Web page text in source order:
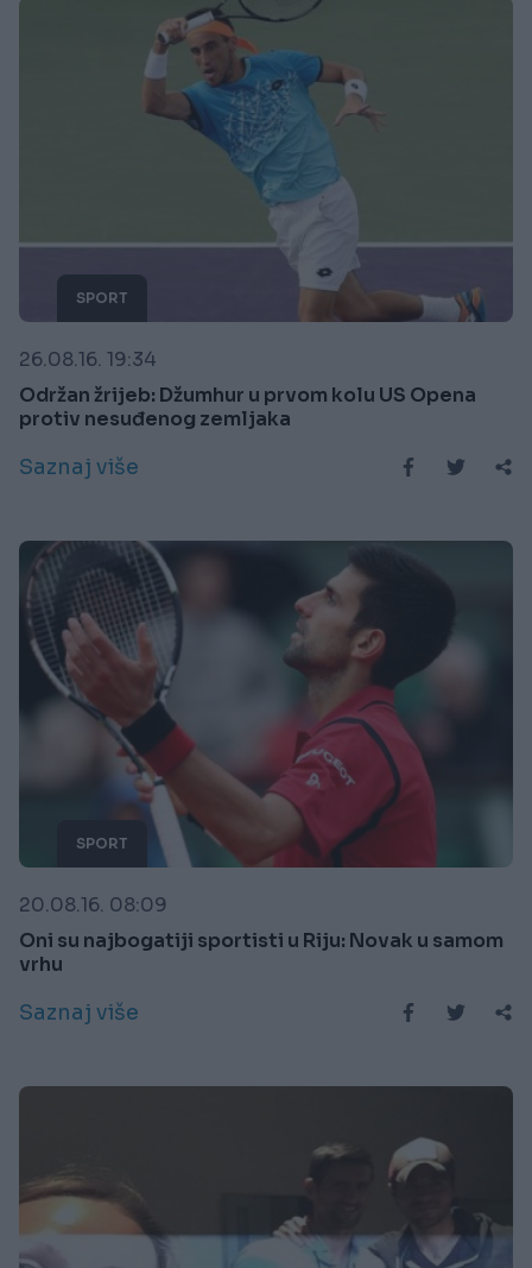
SPORT
26.08.16. 19:34
Održan žrijeb: Džumhur u prvom kolu US Opena
protiv nesuđenog zemljaka
Saznaj više
SPORT
20.08.16. 08:09
Oni su najbogatiji sportisti u Riju: Novak u samom
vrhu
Saznaj više